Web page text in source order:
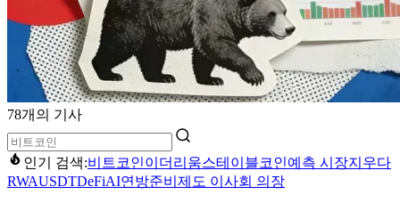
78개의 기사
인기 검색:비트코인이더리움스테이블코인예측 시장지우다
RWAUSDTDeFiAI연방준비제도 이사회 의장